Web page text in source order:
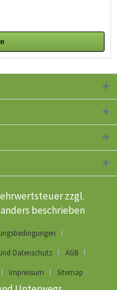
zzgl.
beschrieben
Datenschutz
AGB
Impressum Sitemap